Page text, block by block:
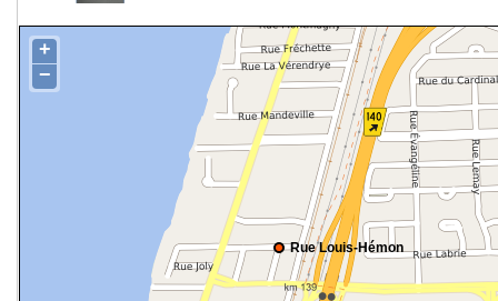
Rue Louis-Hémon
+
−